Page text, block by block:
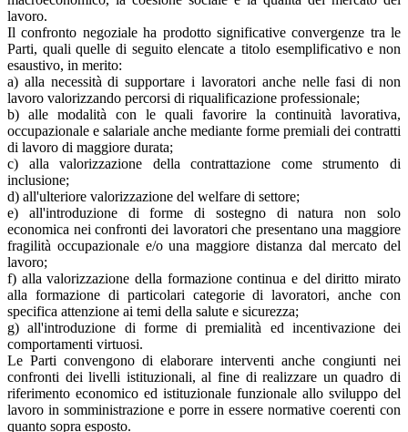
lavoro.
Il confronto negoziale ha prodotto significative convergenze tra le
Parti, quali quelle di seguito elencate a titolo esemplificativo e non
esaustivo, in merito:
a) alla necessità di supportare i lavoratori anche nelle fasi di non
lavoro valorizzando percorsi di riqualificazione professionale;
b) alle modalità con le quali favorire la continuità lavorativa,
occupazionale e salariale anche mediante forme premiali dei contratti
di lavoro di maggiore durata;
c) alla valorizzazione della contrattazione come strumento di
inclusione;
d) all'ulteriore valorizzazione del welfare di settore;
e) all'introduzione di forme di sostegno di natura non solo
economica nei confronti dei lavoratori che presentano una maggiore
fragilità occupazionale e/o una maggiore distanza dal mercato del
lavoro;
f) alla valorizzazione della formazione continua e del diritto mirato
alla formazione di particolari categorie di lavoratori, anche con
specifica attenzione ai temi della salute e sicurezza;
g) all'introduzione di forme di premialità ed incentivazione dei
comportamenti virtuosi.
Le Parti convengono di elaborare interventi anche congiunti nei
confronti dei livelli istituzionali, al fine di realizzare un quadro di
riferimento economico ed istituzionale funzionale allo sviluppo del
lavoro in somministrazione e porre in essere normative coerenti con
quanto sopra esposto.